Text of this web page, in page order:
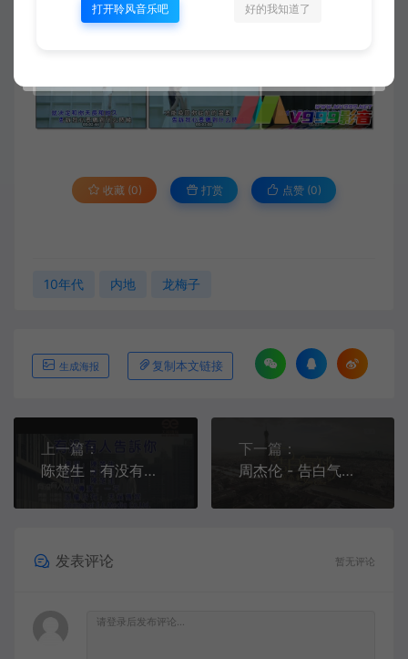
收藏 (0) 打赏 点赞 (0)
10年代 内地 龙梅子
生成海报 复制本文链接
上一篇：
陈楚生 - 有没有人告诉你[KTV][VOB][162.4M]
下一篇：
周杰伦 - 告白气球[1080P][KTV][MPG][429M]
发表评论 暂无评论
打开聆风音乐吧 好的我知道了